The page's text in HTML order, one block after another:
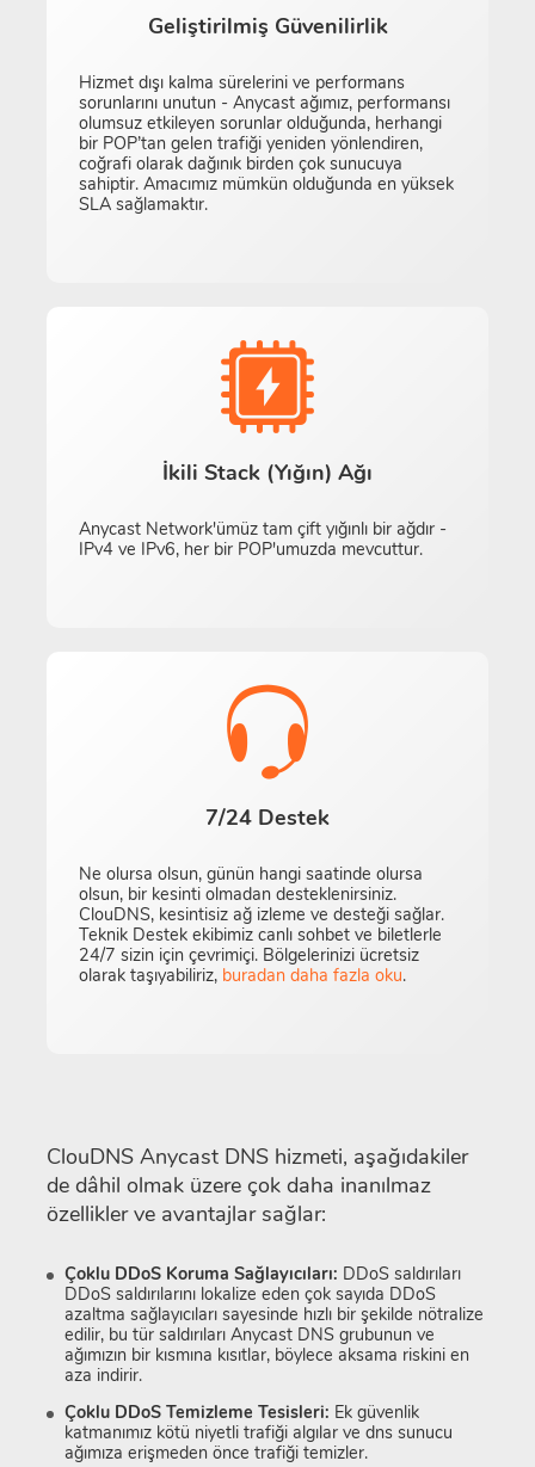
Geliştirilmiş Güvenilirlik
Hizmet dışı kalma sürelerini ve performans
sorunlarını unutun - Anycast ağımız, performansı
olumsuz etkileyen sorunlar olduğunda, herhangi
bir POP’tan gelen trafiği yeniden yönlendiren,
coğrafi olarak dağınık birden çok sunucuya
sahiptir. Amacımız mümkün olduğunda en yüksek
SLA sağlamaktır.
İkili Stack (Yığın) Ağı
Anycast Network'ümüz tam çift yığınlı bir ağdır -
IPv4 ve IPv6, her bir POP'umuzda mevcuttur.
7/24 Destek
Ne olursa olsun, günün hangi saatinde olursa
olsun, bir kesinti olmadan desteklenirsiniz.
ClouDNS, kesintisiz ağ izleme ve desteği sağlar.
Teknik Destek ekibimiz canlı sohbet ve biletlerle
24/7 sizin için çevrimiçi. Bölgelerinizi ücretsiz
olarak taşıyabiliriz, buradan daha fazla oku.
ClouDNS Anycast DNS hizmeti, aşağıdakiler
de dâhil olmak üzere çok daha inanılmaz
özellikler ve avantajlar sağlar:
Çoklu DDoS Koruma Sağlayıcıları: DDoS saldırıları
DDoS saldırılarını lokalize eden çok sayıda DDoS
azaltma sağlayıcıları sayesinde hızlı bir şekilde nötralize
edilir, bu tür saldırıları Anycast DNS grubunun ve
ağımızın bir kısmına kısıtlar, böylece aksama riskini en
aza indirir.
Çoklu DDoS Temizleme Tesisleri: Ek güvenlik
katmanımız kötü niyetli trafiği algılar ve dns sunucu
ağımıza erişmeden önce trafiği temizler.